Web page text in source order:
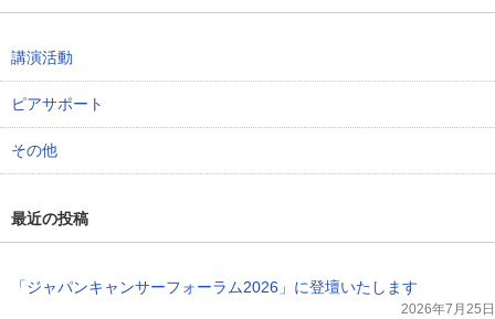
講演活動
ピアサポート
その他
最近の投稿
「ジャパンキャンサーフォーラム2026」に登壇いたします
2026年7月25日